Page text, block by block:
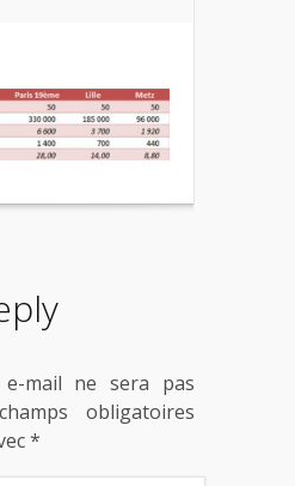
mail ne sera pas
obligatoires
*